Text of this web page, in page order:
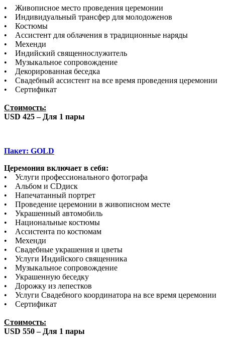
• Живописное место проведения церемонии
• Индивидуальный трансфер для молодоженов
• Костюмы
• Ассистент для облачения в традиционные наряды
• Мехенди
• Индийский священнослужитель
• Музыкальное сопровождение
• Декорированная беседка
• Свадебный ассистент на все время проведения церемонии
• Сертификат
Стоимость:
USD 425 – Для 1 пары
Пакет: GOLD
Церемония включает в себя:
• Услуги профессионального фотографа
• Альбом и CDдиск
• Напечатанный портрет
• Проведение церемонии в живописном месте
• Украшенный автомобиль
• Национальные костюмы
• Ассистента по костюмам
• Мехенди
• Свадебные украшения и цветы
• Услуги Индийского священника
• Музыкальное сопровождение
• Украшенную беседку
• Дорожку из лепестков
• Услуги Свадебного координатора на все время церемонии
• Сертификат
Стоимость:
USD 550 – Для 1 пары